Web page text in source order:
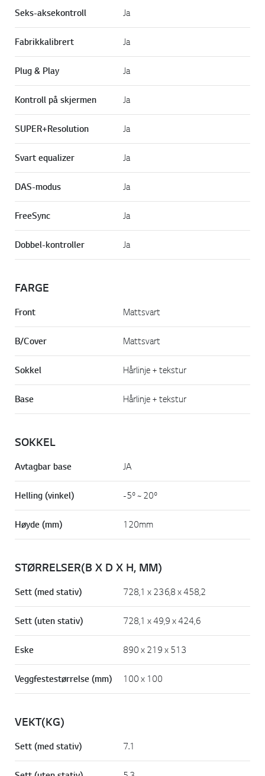
Seks-aksekontroll Ja
Fabrikkalibrert Ja
Plug & Play Ja
Kontroll på skjermen Ja
SUPER+Resolution Ja
Svart equalizer Ja
DAS-modus Ja
FreeSync Ja
Dobbel-kontroller Ja
FARGE
Front Mattsvart
B/Cover Mattsvart
Sokkel Hårlinje + tekstur
Base Hårlinje + tekstur
SOKKEL
Avtagbar base JA
Helling (vinkel) -5º ~ 20º
Høyde (mm) 120mm
STØRRELSER(B X D X H, MM)
Sett (med stativ) 728,1 x 236,8 x 458,2
Sett (uten stativ) 728,1 x 49,9 x 424,6
Eske 890 x 219 x 513
Veggfestestørrelse (mm) 100 x 100
VEKT(KG)
Sett (med stativ) 7.1